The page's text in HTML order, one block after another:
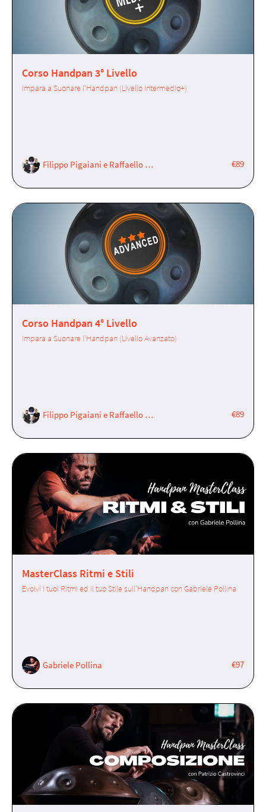
Corso Handpan 3° Livello
Impara a Suonare l'Handpan (Livello Intermedio+)
Filippo Pigaiani e Raffaello Cavaggioni €89
Corso Handpan 4° Livello
Impara a Suonare l'Handpan (Livello Avanzato)
Filippo Pigaiani e Raffaello Cavaggioni €89
MasterClass Ritmi e Stili
Evolvi i tuoi Ritmi ed il tuo Stile sull'Handpan con Gabriele Pollina
Gabriele Pollina €97